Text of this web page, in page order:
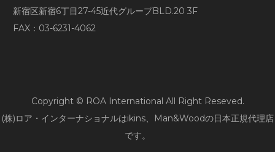
新宿区新宿6丁目27-45近代グループBLD.20 3F
FAX：03-6231-4062
Copyright © ROA International All Right Reseved.
(株)ロア・インターナショナルはikins、Man&Woodの日本正規代理店
です。